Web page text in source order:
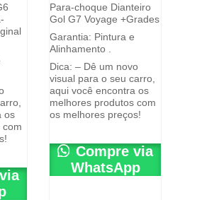
os
com
Para-choque Dianteiro
Gol G7 Voyage +Grades
Garantia: Pintura e
Alinhamento .
Dica: – Dê um novo
visual para o seu carro,
aqui você encontra os
melhores produtos com
os melhores preços!
Compre via
WhatsApp